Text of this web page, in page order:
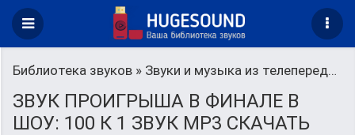
Библиотека звуков » Звуки и музыка из телепередач
ЗВУК ПРОИГРЫША В ФИНАЛЕ В
ШОУ: 100 К 1 ЗВУК MP3 СКАЧАТЬ